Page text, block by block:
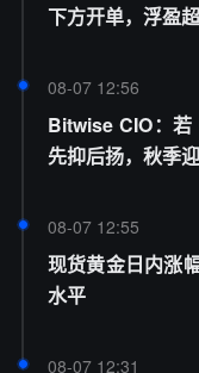
下方开单，浮盈
08-07 12:56
Bitwise CIO：
先抑后扬，秋季
08-07 12:55
现货黄金日内涨
水平
08-07 12:31